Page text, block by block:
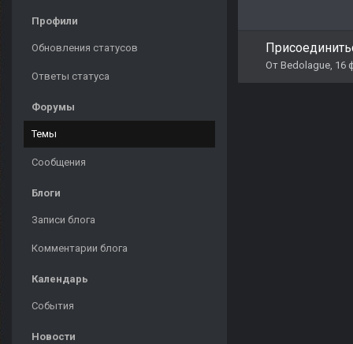
Профили
Обновления статусов
Ответы статуса
Форумы
Темы
Сообщения
Блоги
Записи блога
Комментарии блога
Календарь
События
Новости
От Bedolague, 16